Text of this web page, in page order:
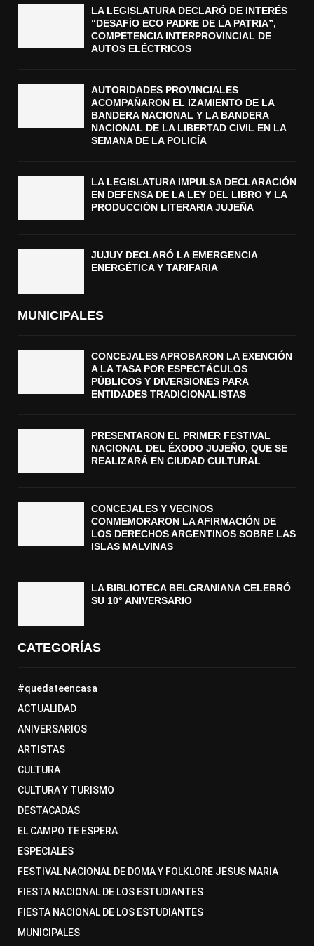
LA LEGISLATURA DECLARÓ DE INTERÉS
“DESAFÍO ECO PADRE DE LA PATRIA”,
COMPETENCIA INTERPROVINCIAL DE
AUTOS ELÉCTRICOS
AUTORIDADES PROVINCIALES
ACOMPAÑARON EL IZAMIENTO DE LA
BANDERA NACIONAL Y LA BANDERA
NACIONAL DE LA LIBERTAD CIVIL EN LA
SEMANA DE LA POLICÍA
LA LEGISLATURA IMPULSA DECLARACIÓN
EN DEFENSA DE LA LEY DEL LIBRO Y LA
PRODUCCIÓN LITERARIA JUJEÑA
JUJUY DECLARÓ LA EMERGENCIA
ENERGÉTICA Y TARIFARIA
MUNICIPALES
CONCEJALES APROBARON LA EXENCIÓN
A LA TASA POR ESPECTÁCULOS
PÚBLICOS Y DIVERSIONES PARA
ENTIDADES TRADICIONALISTAS
PRESENTARON EL PRIMER FESTIVAL
NACIONAL DEL ÉXODO JUJEÑO, QUE SE
REALIZARÁ EN CIUDAD CULTURAL
CONCEJALES Y VECINOS
CONMEMORARON LA AFIRMACIÓN DE
LOS DERECHOS ARGENTINOS SOBRE LAS
ISLAS MALVINAS
LA BIBLIOTECA BELGRANIANA CELEBRÓ
SU 10° ANIVERSARIO
CATEGORÍAS
#quedateencasa
ACTUALIDAD
ANIVERSARIOS
ARTISTAS
CULTURA
CULTURA Y TURISMO
DESTACADAS
EL CAMPO TE ESPERA
ESPECIALES
FESTIVAL NACIONAL DE DOMA Y FOLKLORE JESUS MARIA
FIESTA NACIONAL DE LOS ESTUDIANTES
FIESTA NACIONAL DE LOS ESTUDIANTES
MUNICIPALES